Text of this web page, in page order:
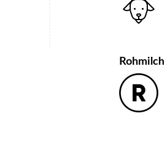
Rohmilch